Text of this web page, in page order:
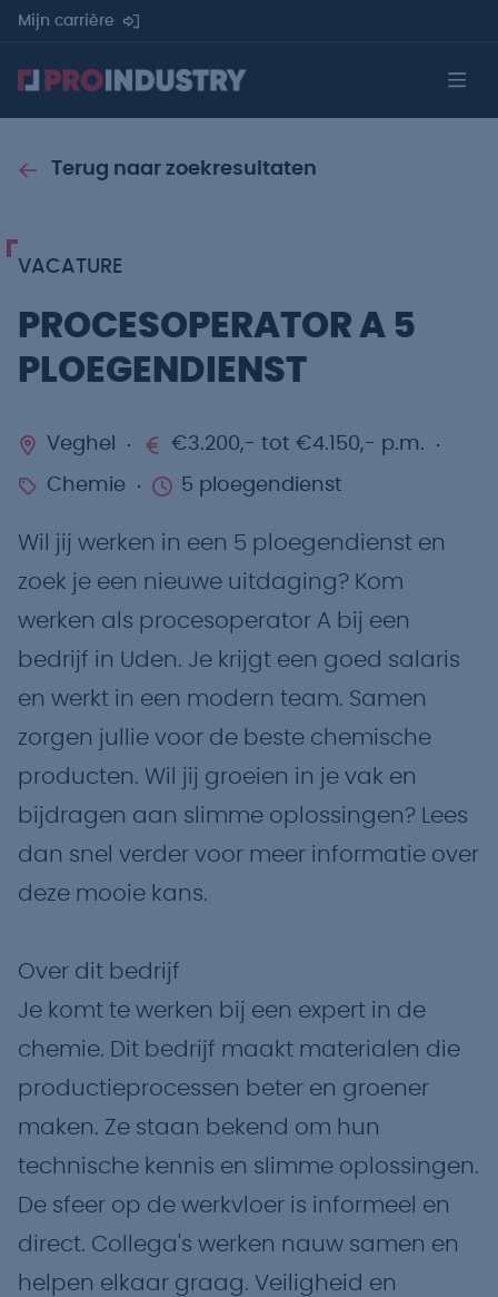
Mijn carrière
Terug naar zoekresultaten
VACATURE
PROCESOPERATOR A 5
PLOEGENDIENST
Veghel €3.200,- tot €4.150,- p.m.
Chemie 5 ploegendienst
Wil jij werken in een 5 ploegendienst en
zoek je een nieuwe uitdaging? Kom
werken als procesoperator A bij een
bedrijf in Uden. Je krijgt een goed salaris
en werkt in een modern team. Samen
zorgen jullie voor de beste chemische
producten. Wil jij groeien in je vak en
bijdragen aan slimme oplossingen? Lees
dan snel verder voor meer informatie over
deze mooie kans.
Over dit bedrijf
Je komt te werken bij een expert in de
chemie. Dit bedrijf maakt materialen die
productieprocessen beter en groener
maken. Ze staan bekend om hun
technische kennis en slimme oplossingen.
De sfeer op de werkvloer is informeel en
direct. Collega's werken nauw samen en
helpen elkaar graag. Veiligheid en